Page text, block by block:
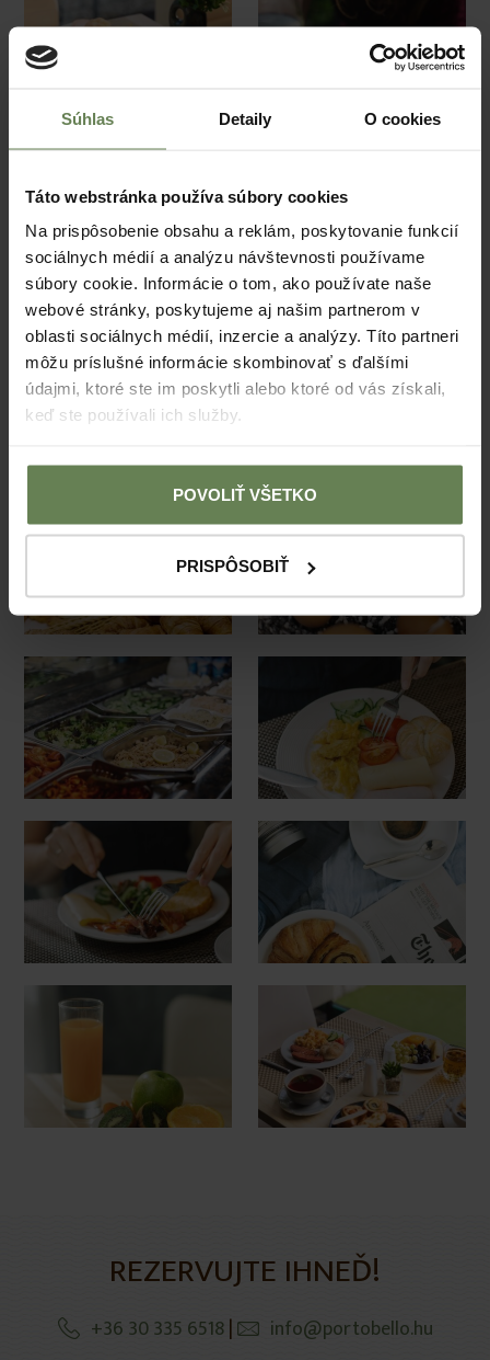
Súhlas Detaily O cookies
Táto webstránka používa súbory cookies
Na prispôsobenie obsahu a reklám, poskytovanie funkcií
sociálnych médií a analýzu návštevnosti používame
súbory cookie. Informácie o tom, ako používate naše
webové stránky, poskytujeme aj našim partnerom v
oblasti sociálnych médií, inzercie a analýzy. Títo partneri
môžu príslušné informácie skombinovať s ďalšími
údajmi, ktoré ste im poskytli alebo ktoré od vás získali,
keď ste používali ich služby.
POVOLIŤ VŠETKO
PRISPÔSOBIŤ
REZERVUJTE IHNEĎ!
+36 30 335 6518| info@portobello.hu